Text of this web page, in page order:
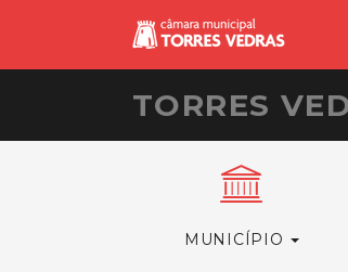
TORRES
MUNICÍPIO